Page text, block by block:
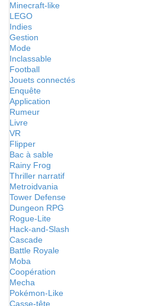
Minecraft-like
LEGO
Indies
Gestion
Mode
Inclassable
Football
Jouets connectés
Enquête
Application
Rumeur
Livre
VR
Flipper
Bac à sable
Rainy Frog
Thriller narratif
Metroidvania
Tower Defense
Dungeon RPG
Rogue-Lite
Hack-and-Slash
Cascade
Battle Royale
Moba
Coopération
Mecha
Pokémon-Like
Casse-tête